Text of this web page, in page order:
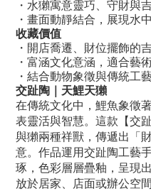
・水獺寓意靈巧、守財與
・畫面動靜結合，展現水
收藏價值
・開店喬遷、財位擺飾的
・富涵文化意涵，適合藝
・結合動物象徵與傳統工
交趾陶｜天鯉天獺
在傳統文化中，鯉魚象徵
表靈活與智慧。這款【交
與獺兩種祥獸，傳遞出「
意。作品運用交趾陶工藝
琢，色彩層層疊釉，呈現
放於居家、店面或辦公空